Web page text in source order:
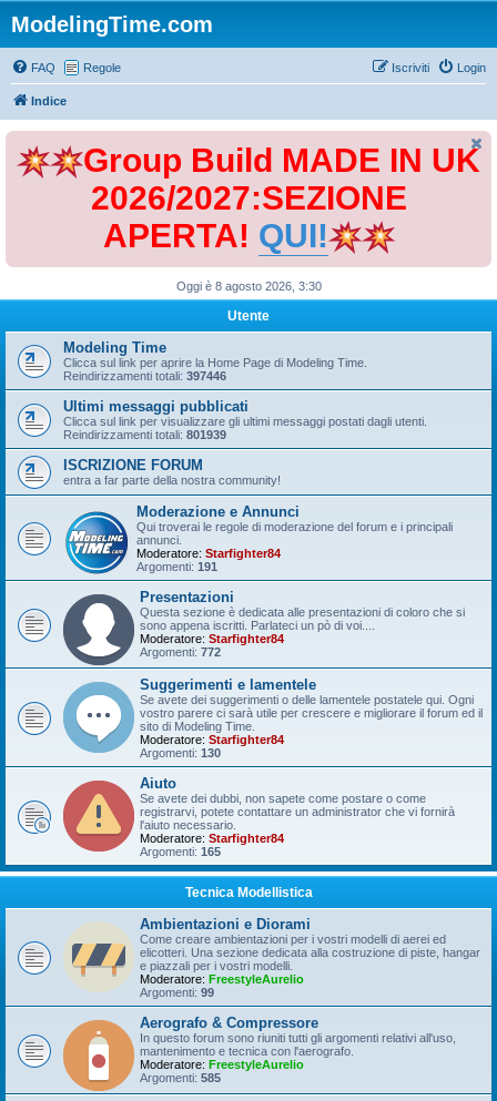
ModelingTime.com
FAQ Regole Login
Iscriviti
Indice
Group Build MADE IN UK
2026/2027:SEZIONE
APERTA! QUI!
Oggi è 8 agosto 2026, 3:30
Utente
Modeling Time
Clicca sul link per aprire la Home Page di Modeling Time.
Reindirizzamenti totali: 397446
Ultimi messaggi pubblicati
Clicca sul link per visualizzare gli ultimi messaggi postati dagli utenti.
Reindirizzamenti totali: 801939
ISCRIZIONE FORUM
entra a far parte della nostra community!
Moderazione e Annunci
Qui troverai le regole di moderazione del forum e i principali
annunci.
Moderatore: Starfighter84
Argomenti: 191
Presentazioni
Questa sezione è dedicata alle presentazioni di coloro che si
sono appena iscritti. Parlateci un pò di voi....
Moderatore: Starfighter84
Argomenti: 772
Suggerimenti e lamentele
Se avete dei suggerimenti o delle lamentele postatele qui. Ogni
vostro parere ci sarà utile per crescere e migliorare il forum ed il
sito di Modeling Time.
Moderatore: Starfighter84
Argomenti: 130
Aiuto
Se avete dei dubbi, non sapete come postare o come
registrarvi, potete contattare un administrator che vi fornirà
l'aiuto necessario.
Moderatore: Starfighter84
Argomenti: 165
Tecnica Modellistica
Ambientazioni e Diorami
Come creare ambientazioni per i vostri modelli di aerei ed
elicotteri. Una sezione dedicata alla costruzione di piste, hangar
e piazzali per i vostri modelli.
Moderatore: FreestyleAurelio
Argomenti: 99
Aerografo & Compressore
In questo forum sono riuniti tutti gli argomenti relativi all'uso,
mantenimento e tecnica con l'aerografo.
Moderatore: FreestyleAurelio
Argomenti: 585